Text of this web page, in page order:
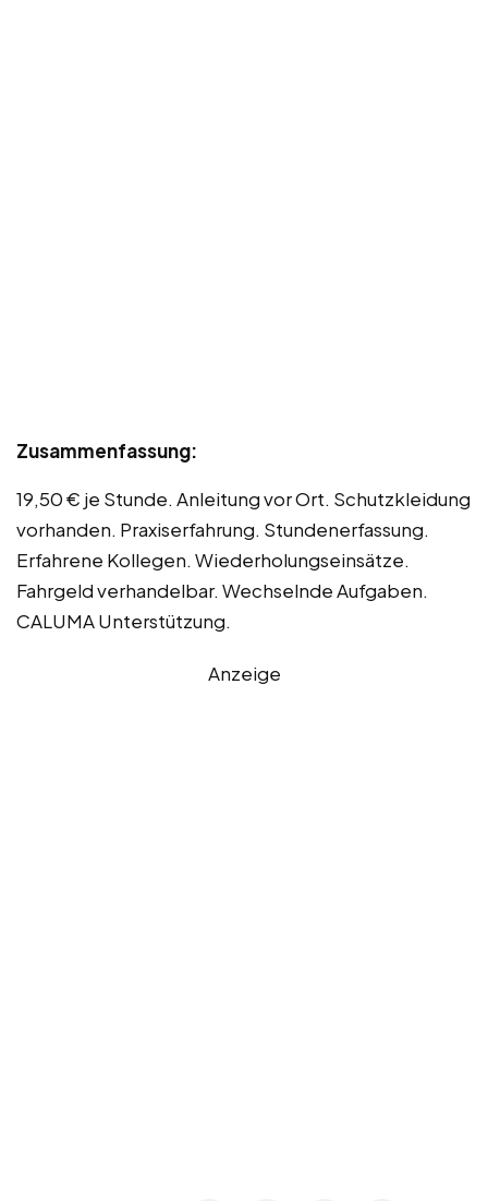
Zusammenfassung:
19,50 € je Stunde. Anleitung vor Ort. Schutzkleidung
vorhanden. Praxiserfahrung. Stundenerfassung.
Erfahrene Kollegen. Wiederholungseinsätze.
Fahrgeld verhandelbar. Wechselnde Aufgaben.
CALUMA Unterstützung.
Anzeige